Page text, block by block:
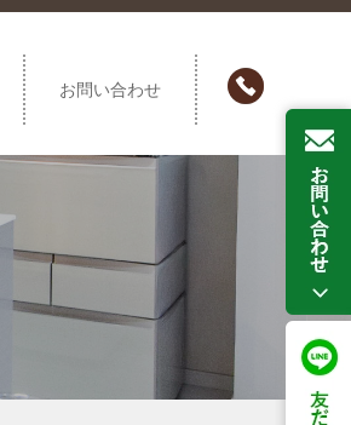
お問い合わせ